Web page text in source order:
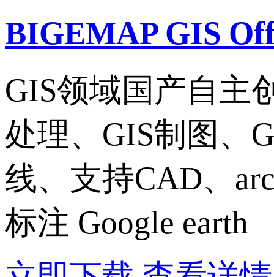
BIGEMAP GIS
GIS领域国产自主
处理、GIS制图、
线、支持CAD、
标注 Google earth